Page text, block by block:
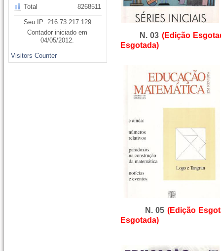
Total
8268511
Seu IP: 216.73.217.129
Contador iniciado em
04/05/2012.
Visitors Counter
N. 03 (Edição
Esgotada)
N. 05 (Edição
Esgotada)